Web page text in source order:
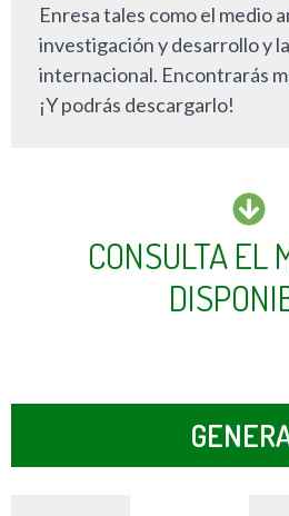
Enresa tales como el medio
investigación y desarrollo y
internacional. Encontrarás
¡Y podrás descargarlo!
CONSULTA EL